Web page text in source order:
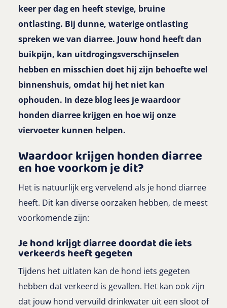
keer per dag en heeft stevige, bruine
ontlasting. Bij dunne, waterige ontlasting
spreken we van diarree. Jouw hond heeft dan
buikpijn, kan uitdrogingsverschijnselen
hebben en misschien doet hij zijn behoefte wel
binnenshuis, omdat hij het niet kan
ophouden. In deze blog lees je waardoor
honden diarree krijgen en hoe wij onze
viervoeter kunnen helpen.
Waardoor krijgen honden diarree
en hoe voorkom je dit?
Het is natuurlijk erg vervelend als je hond diarree
heeft. Dit kan diverse oorzaken hebben, de meest
voorkomende zijn:
Je hond krijgt diarree doordat die iets
verkeerds heeft gegeten
Tijdens het uitlaten kan de hond iets gegeten
hebben dat verkeerd is gevallen. Het kan ook zijn
dat jouw hond vervuild drinkwater uit een sloot of